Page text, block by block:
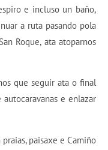
e incluso un baño,
a ruta pasando pola
Roque, ata atoparnos
que seguir ata o final
e enlazar
paisaxe e Camiño